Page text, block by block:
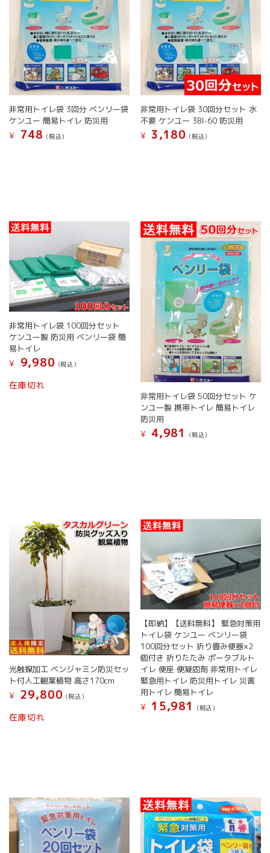
非常用トイレ袋 3回分 ベンリー袋
ケンユー 簡易トイレ 防災用
¥
748 (税込）
非常用トイレ袋 30回分セット 水
不要 ケンユー 3BI-60 防災用
¥
3,180 (税込）
非常用トイレ袋 100回分セット
ケンユー製 防災用 ベンリー袋 簡
易トイレ
¥
9,980 (税込）
在庫切れ
非常用トイレ袋 50回分セット ケ
ンユー製 携帯トイレ 簡易トイレ
防災用
¥
4,981 (税込）
光触媒加工 ベンジャミン防災セッ
ト付人工観葉植物 高さ170cm
¥
29,800 (税込）
在庫切れ
【即納】【送料無料】 緊急対策用
トイレ袋 ケンユー ベンリー袋
100回分セット 折り畳み便器×2
個付き 折りたたみ ポータブルト
イレ 便座 便凝固剤 非常用トイレ
緊急用トイレ 防災用トイレ 災害
用トイレ 簡易トイレ
¥
15,981 (税込）